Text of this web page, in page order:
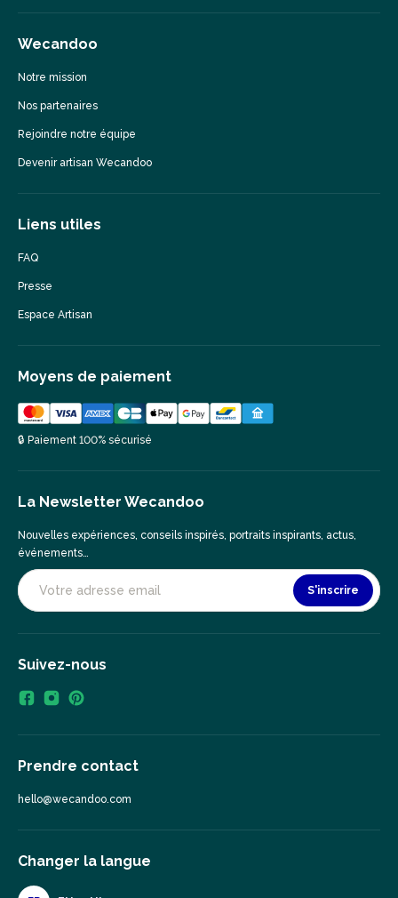
Wecandoo
Notre mission
Nos partenaires
Rejoindre notre équipe
Devenir artisan Wecandoo
Liens utiles
FAQ
Presse
Espace Artisan
Moyens de paiement
🔒 Paiement 100% sécurisé
La Newsletter Wecandoo
Nouvelles expériences, conseils inspirés, portraits inspirants, actus,
événements…
S'inscrire
Suivez-nous
Prendre contact
hello@wecandoo.com
Changer la langue